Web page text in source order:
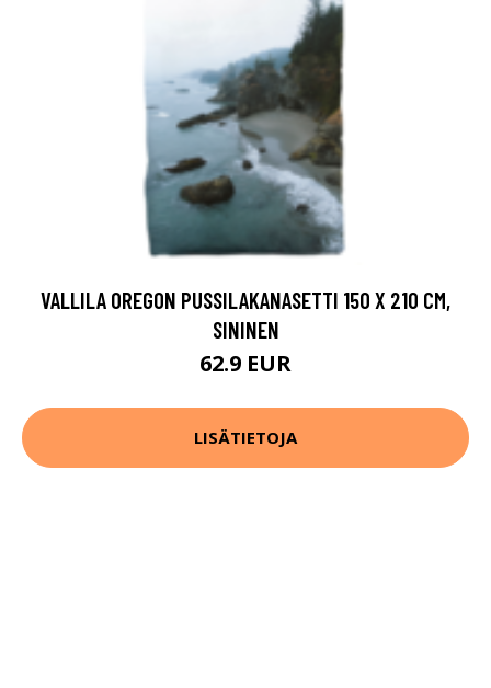
VALLILA OREGON PUSSILAKANASETTI 150 X 210 CM,
SININEN
62.9 EUR
LISÄTIETOJA